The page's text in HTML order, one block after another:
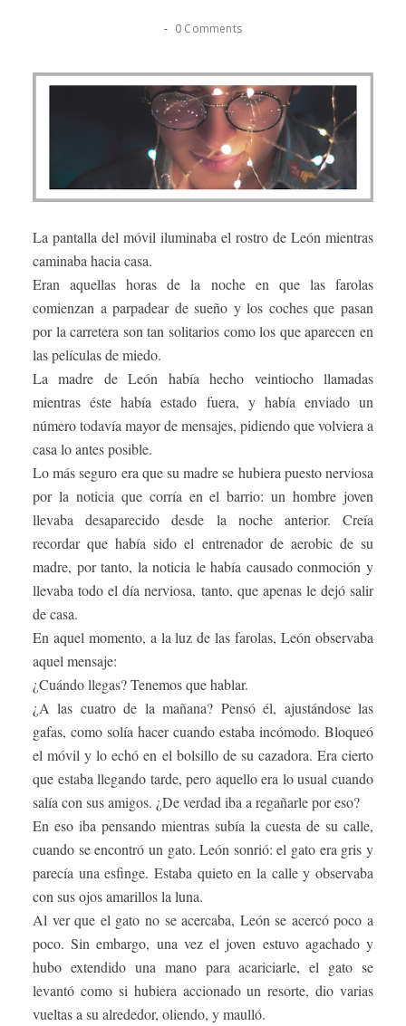
- 0 Comments
La pantalla del móvil iluminaba el rostro de León mientras
caminaba hacia casa.
Eran aquellas horas de la noche en que las farolas
comienzan a parpadear de sueño y los coches que pasan
por la carretera son tan solitarios como los que aparecen en
las películas de miedo.
La madre de León había hecho veintiocho llamadas
mientras éste había estado fuera, y había enviado un
número todavía mayor de mensajes, pidiendo que volviera a
casa lo antes posible.
Lo más seguro era que su madre se hubiera puesto nerviosa
por la noticia que corría en el barrio: un hombre joven
llevaba desaparecido desde la noche anterior. Creía
recordar que había sido el entrenador de aerobic de su
madre, por tanto, la noticia le había causado conmoción y
llevaba todo el día nerviosa, tanto, que apenas le dejó salir
de casa.
En aquel momento, a la luz de las farolas, León observaba
aquel mensaje:
¿Cuándo llegas? Tenemos que hablar.
¿A las cuatro de la mañana? Pensó él, ajustándose las
gafas, como solía hacer cuando estaba incómodo. Bloqueó
el móvil y lo echó en el bolsillo de su cazadora. Era cierto
que estaba llegando tarde, pero aquello era lo usual cuando
salía con sus amigos. ¿De verdad iba a regañarle por eso?
En eso iba pensando mientras subía la cuesta de su calle,
cuando se encontró un gato. León sonrió: el gato era gris y
parecía una esfinge. Estaba quieto en la calle y observaba
con sus ojos amarillos la luna.
Al ver que el gato no se acercaba, León se acercó poco a
poco. Sin embargo, una vez el joven estuvo agachado y
hubo extendido una mano para acariciarle, el gato se
levantó como si hubiera accionado un resorte, dio varias
vueltas a su alrededor, oliendo, y maulló.